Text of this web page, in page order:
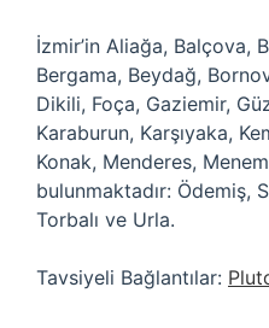
İzmir’in Aliağa, Balçova,
Bergama, Beydağ,
Dikili, Foça, Gaziemir,
Karaburun, Karşıyaka,
Konak, Menderes,
bulunmaktadır: Ödemiş,
Torbalı ve Urla.
Tavsiyeli Bağlantılar: